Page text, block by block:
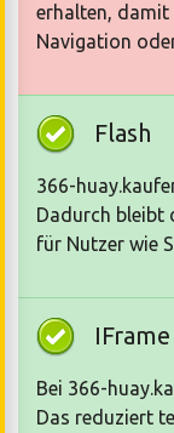
erhalten, damit
Navigation
Flash
366-
Dadurch bleibt
für Nutzer wie
IFrame
Bei 366-
Das reduziert